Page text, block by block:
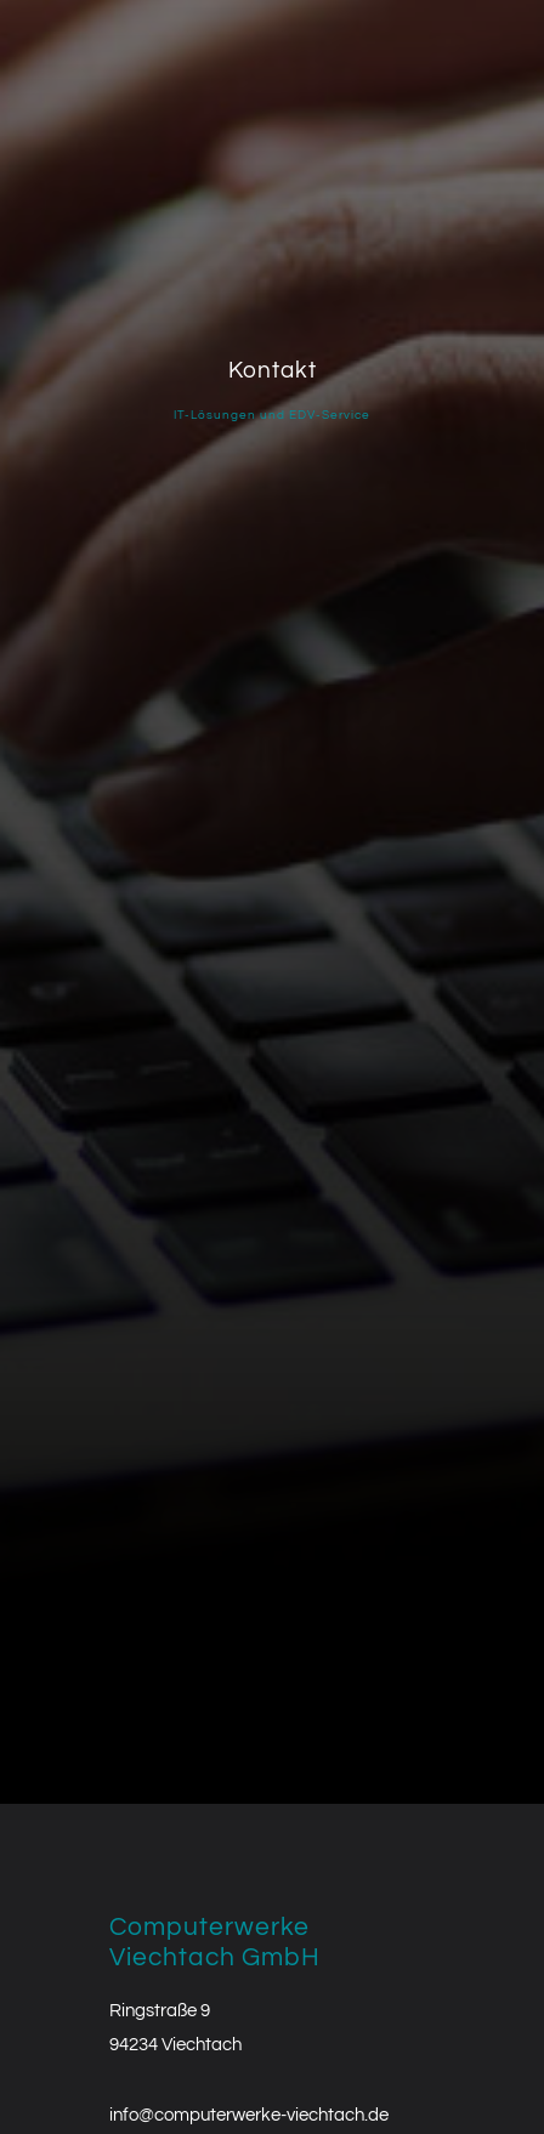
Kontakt
IT-Lösungen und EDV-Service
Computerwerke
Viechtach GmbH
Ringstraße 9
94234 Viechtach
info@computerwerke-viechtach.de